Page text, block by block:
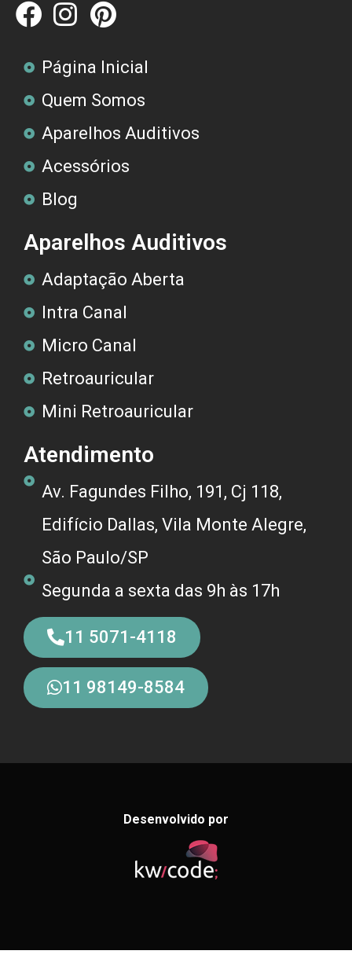
Página Inicial
Quem Somos
Aparelhos Auditivos
Acessórios
Blog
Aparelhos Auditivos
Adaptação Aberta
Intra Canal
Micro Canal
Retroauricular
Mini Retroauricular
Atendimento
Av. Fagundes Filho, 191, Cj 118,
Edifício Dallas, Vila Monte Alegre,
São Paulo/SP
Segunda a sexta das 9h às 17h
11 5071-4118
11 98149-8584
Desenvolvido por